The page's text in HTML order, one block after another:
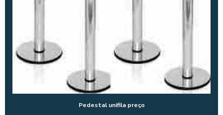
LOCAÇÃO DE BOX TRUSS
LOCAÇÃO DE BOX TRUSS PREÇO
LOCAÇÃO DE BOX TRUSS SP
LOCAÇÃO DE GRADIL PARA EVENTOS
LOCAÇÃO DE GRADIL PARA EVENTOS SP
Pedestal unifila preço